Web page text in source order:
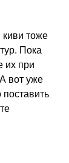
тоже
Пока
их при
вот уже